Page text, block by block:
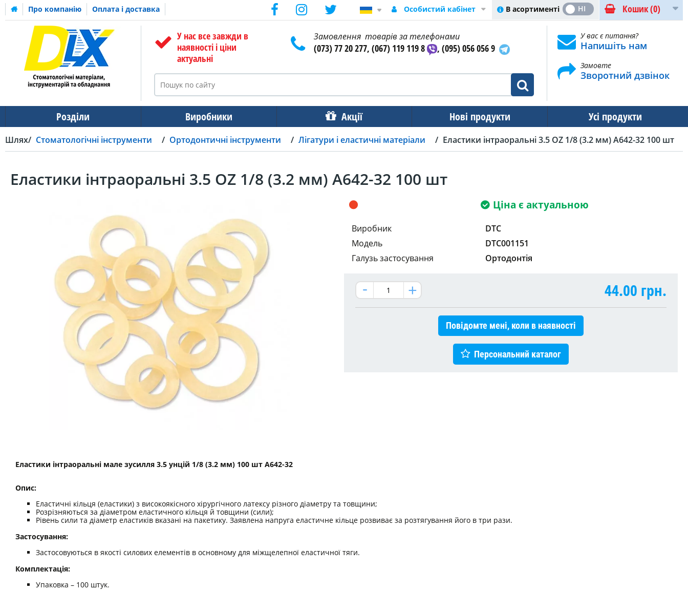
Про компанію Оплата і доставка Кошик(0)
В асортименті
ТАК НІ
Особистий кабінет
У нас все завжди в
наявності і ціни
актуальні
Замовлення товарів за телефонами
(073) 77 20 277, (067) 119 119 8 , (095) 056 056 9
У вас є питання?
Напишіть нам
Замовте
Зворотний дзвінок
Розділи Виробники Акції Нові продукти Усі продукти
Шлях Стоматологічні інструменти Ортодонтичні інструменти Лігатури і еластичні матеріали Еластики інтраоральні 3.5 OZ 1/8 (3.2 мм) A642-32 100 шт
Еластики інтраоральні 3.5 OZ 1/8 (3.2 мм) A642-32 100 шт
Ціна є актуальною
Виробник
DTC
Модель
DTC001151
Галузь застосування
Ортодонтія
44.00 грн.
Повідомте мені, коли в наявності
Персональний каталог
Еластики інтраоральні мале зусилля 3.5 унцій 1/8 (3.2 мм) 100 шт A642-32
Опис:
Еластичні кільця (еластики) з високоякісного хірургічного латексу різного діаметру та товщини;
Розрізняються за діаметром еластичного кільця й товщини (сили);
Рівень сили та діаметр еластиків вказані на пакетику. Заявлена напруга еластичне кільце розвиває за розтягування його в три рази.
Застосування:
Застосовуються в якості силових елементів в основному для міжщелепної еластичної тяги.
Комплектація:
Упаковка – 100 штук.